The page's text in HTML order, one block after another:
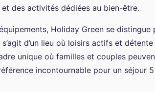
des activités dédiées au bien-être.
Holiday Green se
d’un lieu où loisirs actifs et
unique où familles et couples
incontournable pour un séjour